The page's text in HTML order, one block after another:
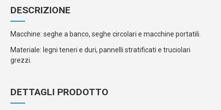
DESCRIZIONE
Macchine: seghe a banco, seghe circolari e macchine portatili.
Materiale: legni teneri e duri, pannelli stratificati e truciolari
grezzi.
DETTAGLI PRODOTTO